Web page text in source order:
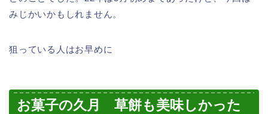
みじかいかもしれません。
狙っている人はお早めに
お菓子の久月 草餅も美味しかった